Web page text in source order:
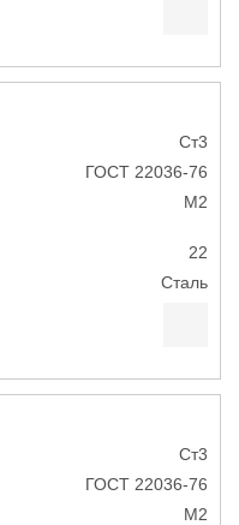
Ст3
ГОСТ 22036-76
М2
22
Сталь
Ст3
ГОСТ 22036-76
М2